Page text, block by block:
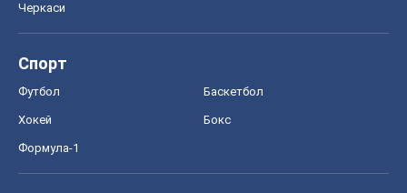
Черкаси
Спорт
Футбол Баскетбол
Хокей Бокс
Формула-1